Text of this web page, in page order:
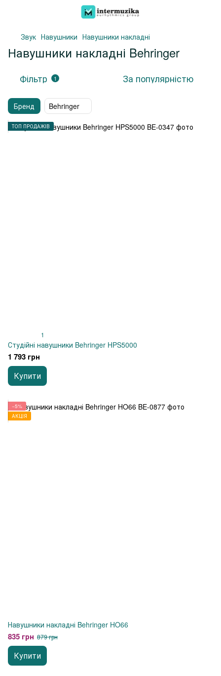
Звук Навушники Навушники накладні
Навушники накладні Behringer
Фільтр 1 За популярністю
Бренд Behringer
ТОП ПРОДАЖІВ
1
Студійні навушники Behringer HPS5000
1 793 грн
Купити
−5%
АКЦІЯ
Навушники накладні Behringer HO66
835 грн 879 грн
Купити